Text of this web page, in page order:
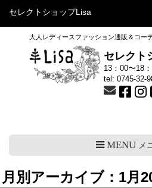
セレクトショップLisa
大人レディースファッション通販＆コー
セレクト
13：00〜18
tel: 0745-32-
MENUメ
月別アーカイブ：1月